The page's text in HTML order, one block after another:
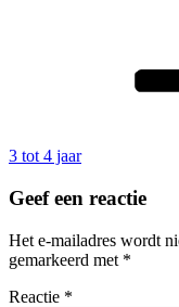
3 tot 4 jaar
Geef een reactie
Het e-mailadres wordt
gemarkeerd met *
Reactie *